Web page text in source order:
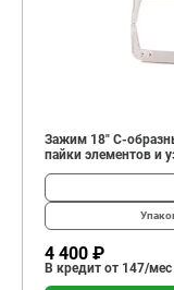
Зажим 18" С-
пайки элементов и
4 400 ₽
В кредит от 147/мес